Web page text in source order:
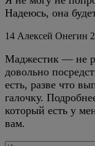
Надеюсь, она
14 Алексей Онегин
Маджестик — не
довольно
есть, разве что
галочку.
который есть у
вам.